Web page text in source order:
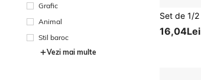
Grafic
Animal
Stil baroc
Vezi mai multe
16,04Lei